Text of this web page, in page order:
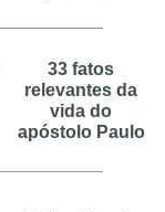
33 fatos
relevantes da
vida do
apóstolo Paulo